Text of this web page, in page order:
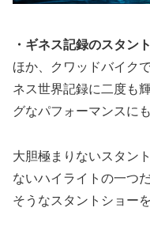
・ギネス記録のスタン
ほか、クワッドバイク
ネス世界記録に二度も
グなパフォーマンスにも
大胆極まりないスタン
ないハイライトの一つ
そうなスタントショー